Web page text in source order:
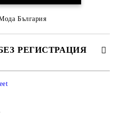
България
РЕГИСТРАЦИЯ